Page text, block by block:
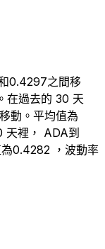
0.4297之間移
在過去的 30 天
動。平均值為
天裡， ADA到
0.4282 ，波動率